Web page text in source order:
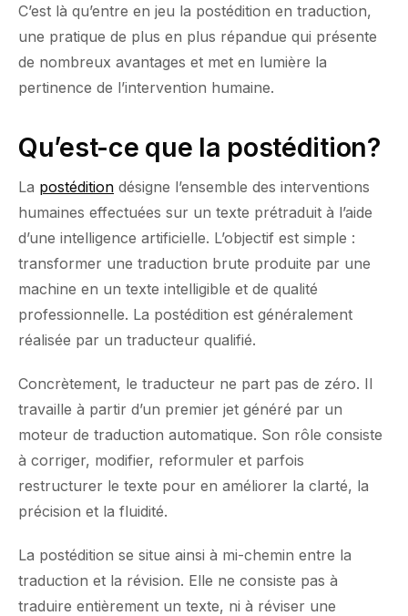
C’est là qu’entre en jeu la postédition en traduction,
une pratique de plus en plus répandue qui présente
de nombreux avantages et met en lumière la
pertinence de l’intervention humaine.
Qu’est-ce que la postédition?
La postédition désigne l’ensemble des interventions
humaines effectuées sur un texte prétraduit à l’aide
d’une intelligence artificielle. L’objectif est simple :
transformer une traduction brute produite par une
machine en un texte intelligible et de qualité
professionnelle. La postédition est généralement
réalisée par un traducteur qualifié.
Concrètement, le traducteur ne part pas de zéro. Il
travaille à partir d’un premier jet généré par un
moteur de traduction automatique. Son rôle consiste
à corriger, modifier, reformuler et parfois
restructurer le texte pour en améliorer la clarté, la
précision et la fluidité.
La postédition se situe ainsi à mi-chemin entre la
traduction et la révision. Elle ne consiste pas à
traduire entièrement un texte, ni à réviser une